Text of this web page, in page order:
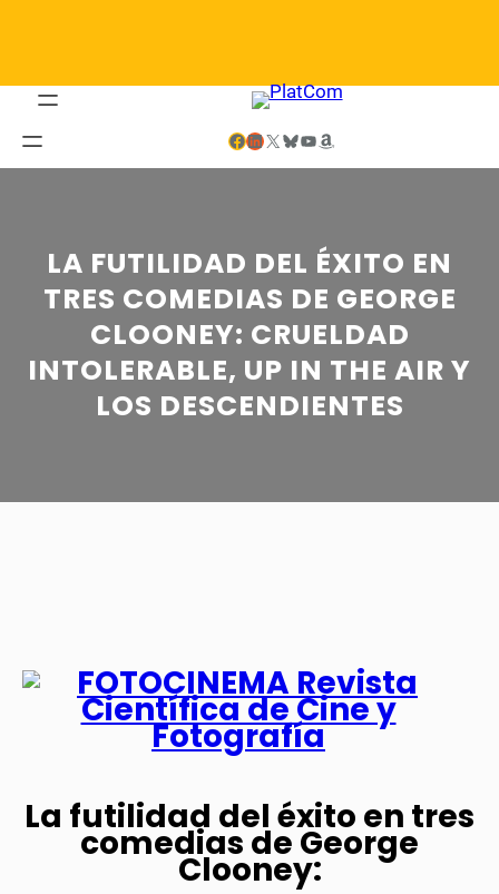
Facebook LinkedIn X Bluesky YouTube Amazon
LA FUTILIDAD DEL ÉXITO EN
TRES COMEDIAS DE GEORGE
CLOONEY: CRUELDAD
INTOLERABLE, UP IN THE AIR Y
LOS DESCENDIENTES
La futilidad del éxito en tres
comedias de George
Clooney: